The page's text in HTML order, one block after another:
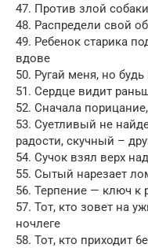
47. Против злой
48. Распредели свой
49. Ребенок старика
вдове
50. Ругай меня, но
51. Сердце видит
52. Сначала
53. Суетливый не
радости, скучный –
54. Сучок взял верх
55. Сытый нарезает
56. Терпение — ключ к
57. Тот, кто зовет на
ночлеге
58. Тот, кто приходит